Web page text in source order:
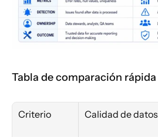
Tabla de comparación rápida
Criterio Calidad de datos